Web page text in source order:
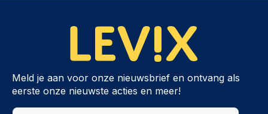
Meld je aan voor onze nieuwsbrief en ontvang als
eerste onze nieuwste acties en meer!